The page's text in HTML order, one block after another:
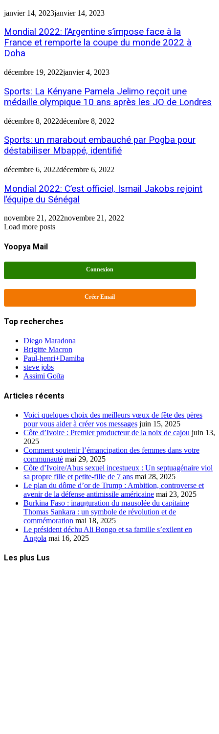
janvier 14, 2023janvier 14, 2023
Mondial 2022: l’Argentine s’impose face à la
France et remporte la coupe du monde 2022 à
Doha
décembre 19, 2022janvier 4, 2023
Sports: La Kényane Pamela Jelimo reçoit une
médaille olympique 10 ans après les JO de Londres
décembre 8, 2022décembre 8, 2022
Sports: un marabout embauché par Pogba pour
déstabiliser Mbappé, identifié
décembre 6, 2022décembre 6, 2022
Mondial 2022: C’est officiel, Ismail Jakobs rejoint
l’équipe du Sénégal
novembre 21, 2022novembre 21, 2022
Load more posts
Yoopya Mail
Connexion
Créer Email
Top recherches
Diego Maradona
Brigitte Macron
Paul-henri+Damiba
steve jobs
Assimi Goïta
Articles récents
Voici quelques choix des meilleurs vœux de fête des pères
pour vous aider à créer vos messages juin 15, 2025
Côte d’Ivoire : Premier producteur de la noix de cajou juin 13,
2025
Comment soutenir l’émancipation des femmes dans votre
communauté mai 29, 2025
Côte d’Ivoire/Abus sexuel incestueux : Un septuagénaire viol
sa propre fille et petite-fille de 7 ans mai 28, 2025
Le plan du dôme d’or de Trump : Ambition, controverse et
avenir de la défense antimissile américaine mai 23, 2025
Burkina Faso : inauguration du mausolée du capitaine
Thomas Sankara : un symbole de révolution et de
commémoration mai 18, 2025
Le président déchu Ali Bongo et sa famille s’exilent en
Angola mai 16, 2025
Les plus Lus